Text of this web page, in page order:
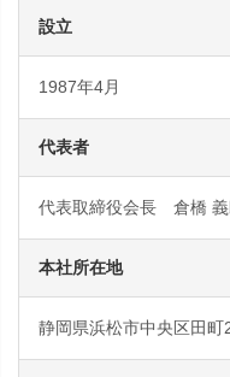
設立
1987年4月
代表者
代表取締役会長 倉橋
本社所在地
静岡県浜松市中央区田町